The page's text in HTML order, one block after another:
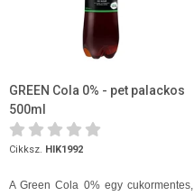
GREEN Cola 0% - pet palackos
500ml
Cikksz. HIK1992
A Green Cola 0% egy cukormentes,